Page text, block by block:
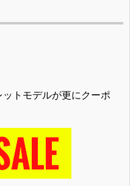
ットモデルが更にクーポ